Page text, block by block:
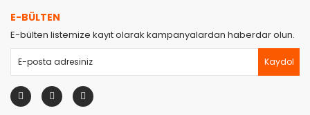
E-BÜLTEN
E-bülten listemize kayıt olarak kampanyalardan haberdar olun.
Kaydol